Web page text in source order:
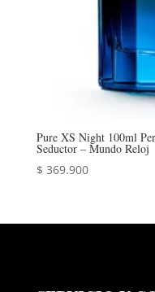
Pure XS Night 100ml
Seductor – Mundo Reloj
$ 369.900